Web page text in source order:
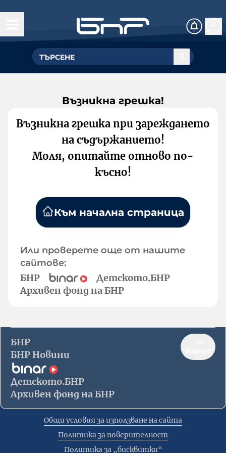
Възникна грешка!
Възникна грешка при зареждането
на съдържанието!
Моля, опитайте отново по-
късно!
Към начална страница
Или проверете още от нашите
сайтове:
БНР
Детското.БНР
Архивен фонд на БНР
БНР
БНР Новини
Детското.БНР
Архивен фонд на БНР
Общи условия за използване на сайта
Политика за поверителност
Политика за „бисквитки“